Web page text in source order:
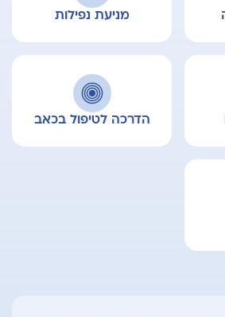
מניעת נפילות
הדרכה לטיפול בכאב